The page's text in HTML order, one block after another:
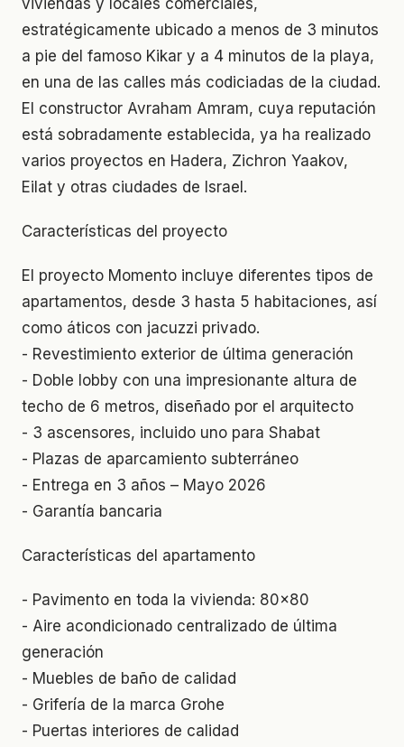
viviendas y locales comerciales,
estratégicamente ubicado a menos de 3 minutos
a pie del famoso Kikar y a 4 minutos de la playa,
en una de las calles más codiciadas de la ciudad.
El constructor Avraham Amram, cuya reputación
está sobradamente establecida, ya ha realizado
varios proyectos en Hadera, Zichron Yaakov,
Eilat y otras ciudades de Israel.
Características del proyecto
El proyecto Momento incluye diferentes tipos de
apartamentos, desde 3 hasta 5 habitaciones, así
como áticos con jacuzzi privado.
- Revestimiento exterior de última generación
- Doble lobby con una impresionante altura de
techo de 6 metros, diseñado por el arquitecto
- 3 ascensores, incluido uno para Shabat
- Plazas de aparcamiento subterráneo
- Entrega en 3 años – Mayo 2026
- Garantía bancaria
Características del apartamento
- Pavimento en toda la vivienda: 80x80
- Aire acondicionado centralizado de última
generación
- Muebles de baño de calidad
- Grifería de la marca Grohe
- Puertas interiores de calidad